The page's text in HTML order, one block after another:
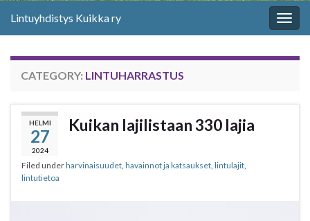
Lintuyhdistys Kuikka ry
CATEGORY: LINTUHARRASTUS
HELMI
27
2024
Kuikan lajilistaan 330 lajia
Filed underharvinaisuudet havainnot ja katsaukset lintulajit
lintutietoa